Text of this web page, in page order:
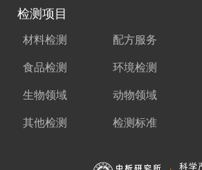
检测项目
材料检测 配方服务
食品检测 环境检测
生物领域 动物领域
其他检测 检测标准